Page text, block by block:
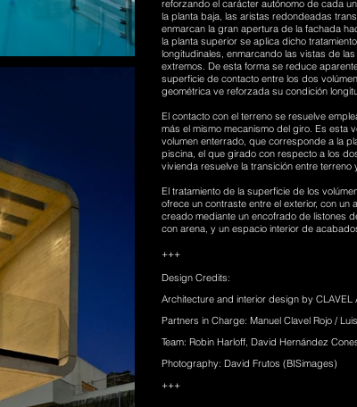
reforzando el carácter autónomo de cada
la planta baja, las aristas redondeadas
enmarcan la gran apertura de la fachada
la planta superior se aplica dicho
longitudinales, enmarcando las vistas de
extremos. De esta forma se reduce
superficie de contacto entre los dos
geométrica ve reforzada su condición
El contacto con el terreno se resuelve
más el mismo mecanismo del giro. Es esta
volumen enterrado, que corresponde a la
piscina, el que girado con respecto a los
vivienda resuelve la transición entre terreno
El tratamiento de la superficie de los
ofrece un contraste entre el exterior, con un
creado mediante un encofrado de listones
con arena, y un espacio interior de
+++
Design Credits:
Architecture and interior design by CLAVEL
Partners in Charge: Manuel Clavel Rojo /
Team: Robin Harloff, David Hernández
Photography: David Frutos (BISimages)
+++